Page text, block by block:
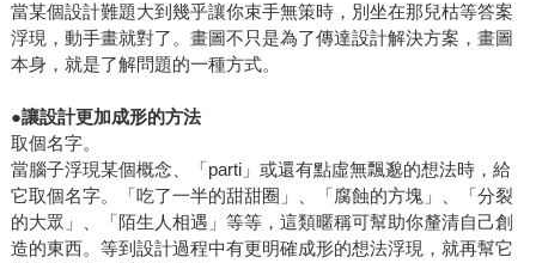
當某個設計難題大到幾乎讓你束手無策時，別坐在那兒枯等答案
浮現，動手畫就對了。畫圖不只是為了傳達設計解決方案，畫圖
本身，就是了解問題的一種方式。
●讓設計更加成形的方法
取個名字。
當腦子浮現某個概念、「parti」或還有點虛無飄邈的想法時，給
它取個名字。「吃了一半的甜甜圈」、「腐蝕的方塊」、「分裂
的大眾」、「陌生人相遇」等等，這類暱稱可幫助你釐清自己創
造的東西。等到設計過程中有更明確成形的想法浮現，就再幫它